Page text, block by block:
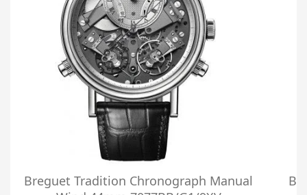
Breguet Tradition Chronograph Manual